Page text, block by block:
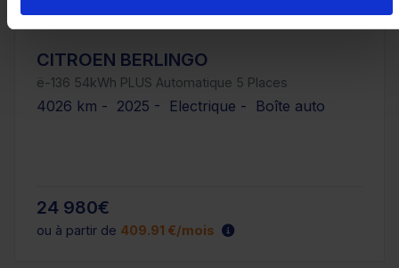
CITROEN BERLINGO
ë-136 54kWh PLUS Automatique 5 Places
4026 km - 2025 - Electrique - Boîte auto
24 980€
ou à partir de 409.91 €/mois